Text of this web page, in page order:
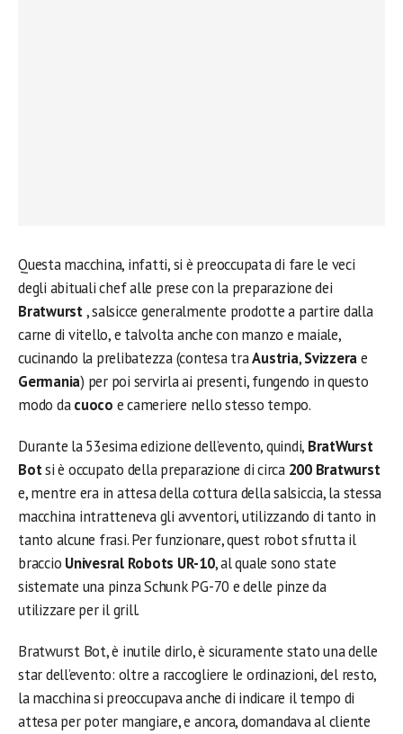
Questa macchina, infatti, si è preoccupata di fare le veci
degli abituali chef alle prese con la preparazione dei
Bratwurst, salsicce generalmente prodotte a partire dalla
carne di vitello, e talvolta anche con manzo e maiale,
cucinando la prelibatezza (contesa traAustria,Svizzerae
Germania) per poi servirla ai presenti, fungendo in questo
modo dacuoco e cameriere nello stesso tempo.
Durante la 53esima edizione dell’evento, quindi, BratWurst
Botsi è occupato della preparazione di circa 200 Bratwurst
e, mentre era in attesa della cottura della salsiccia, la stessa
macchina intratteneva gli avventori, utilizzando di tanto in
tanto alcune frasi. Per funzionare, quest robot sfrutta il
braccio Univesral Robots UR-10, al quale sono state
sistemate una pinza Schunk PG-70 e delle pinze da
utilizzare per il grill.
Bratwurst Bot, è inutile dirlo, è sicuramente stato una delle
star dell’evento: oltre a raccogliere le ordinazioni, del resto,
la macchina si preoccupava anche di indicare il tempo di
attesa per poter mangiare, e ancora, domandava al cliente